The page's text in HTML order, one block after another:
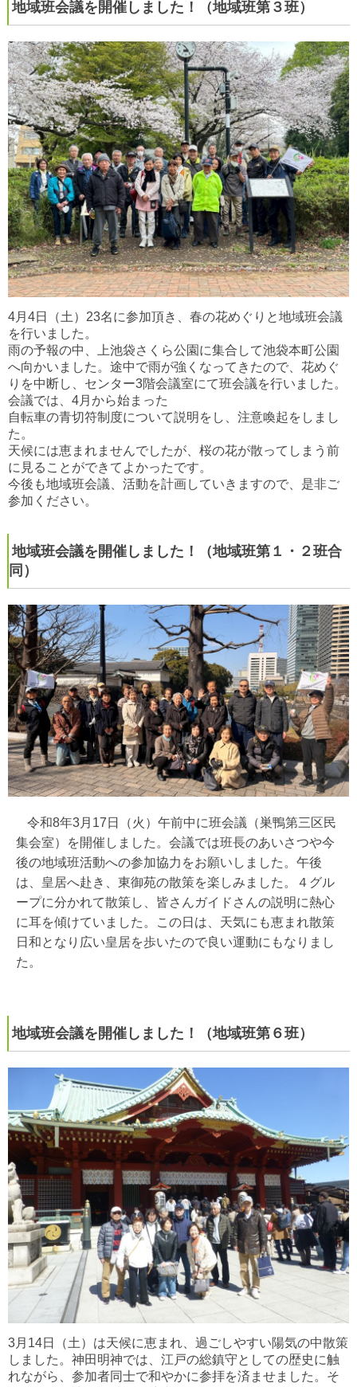
地域班会議を開催しました！（地域班第３班）
4月4日（土）23名に参加頂き、春の花めぐりと地域班会議
を行いました。
雨の予報の中、上池袋さくら公園に集合して池袋本町公園
へ向かいました。途中で雨が強くなってきたので、 花めぐ
りを中断し、センター3階会議室にて班会議を行いました。
会議では、4月から始まった
自転車の青切符制度について説明をし、注意喚起をしまし
た。
天候には恵まれませんでしたが、桜の花が散ってしまう前
に見ることができてよかったです。
今後も地域班会議、活動を計画していきますので、是非ご
参加ください。
地域班会議を開催しました！（地域班第１・２班合
同）
令和8年3月 17 日（火）午前中に班会議（巣鴨第三区民
集会室）を開催しました。会議では班長のあいさつや今
後の地域班活動への参加協力をお願いしました。 午後
は、皇居へ赴き、東御苑の散策を楽しみました。４グル
ープに分かれて散策し、皆さんガイドさんの説明に熱心
に耳を傾けていました。この日は、天気にも恵まれ散策
日和となり広い皇居を歩いたので良い運動にもなりまし
た。
地域班会議を開催しました！（地域班第６班）
3月14日（土）は天候に恵まれ、過ごしやすい陽気の中散策
しました。神田明神では、江戸の総鎮守としての歴史に触
れながら、参加者同士で和やかに参拝を済ませました。そ